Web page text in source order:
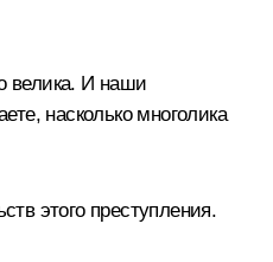
велика. И наши
насколько многолика
этого преступления.